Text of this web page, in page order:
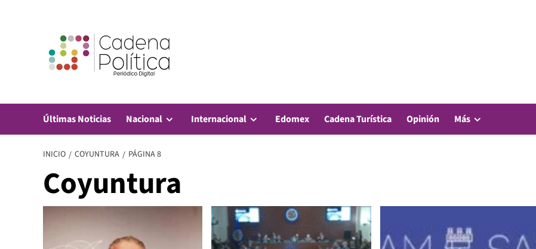
Últimas Noticias Nacional Internacional Edomex Cadena Turística Opinión Más
INICIO COYUNTURA PÁGINA 8
Coyuntura